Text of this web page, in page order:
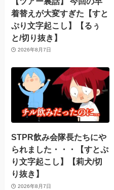
着替えが大変すぎた【すと
ぷり文字起こし】【るぅ
と/切り抜き】
2026年8月7日
STPR飲み会隊長たちにや
られました・・・【すとぷ
り文字起こし】【莉犬/切
り抜き】
2026年8月7日